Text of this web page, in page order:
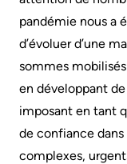
pandémie nous a
d’évoluer d’une
sommes mobilisés
en développant
imposant en tant
de confiance
complexes,